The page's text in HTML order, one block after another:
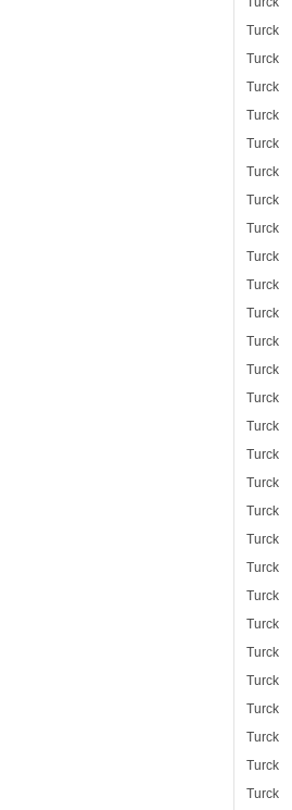
Turck
Turck
Turck
Turck
Turck
Turck
Turck
Turck
Turck
Turck
Turck
Turck
Turck
Turck
Turck
Turck
Turck
Turck
Turck
Turck
Turck
Turck
Turck
Turck
Turck
Turck
Turck
Turck